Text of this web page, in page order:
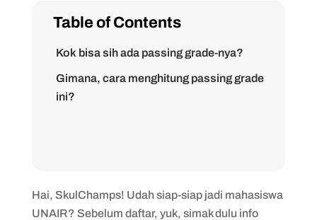
Table of Contents
Kok bisa sih ada passing grade-nya?
Gimana, cara menghitung passing grade
ini?
Hai, SkulChamps! Udah siap-siap jadi mahasiswa
UNAIR? Sebelum daftar, yuk, simak dulu info